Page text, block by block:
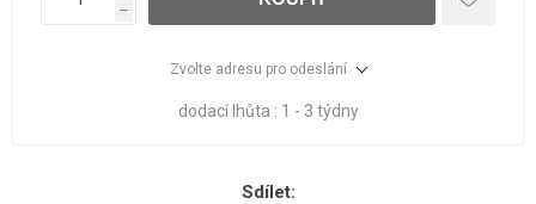
h
Zvolte adresu pro odeslání
dodací lhůta : 1 - 3 týdny
Sdílet: